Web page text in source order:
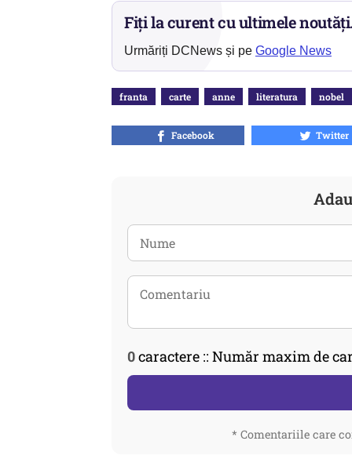
Fiți la curent cu ultimele
Urmăriți DCNews și pe Google News
franta carte anne literatura nobel
Facebook Twitter
0caractere :: Număr maxim de
* Comentariile care